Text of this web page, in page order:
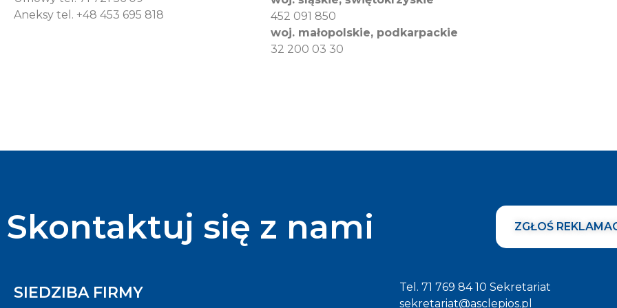
Aneksy tel. +48 453 695 818
452 091 850
woj. małopolskie, podkarpackie
32 200 03 30
Skontaktuj się z nami ZGŁOŚ
SIEDZIBA FIRMY
Tel. 71 769 84 10 Sekretariat
sekretariat@asclepios.pl